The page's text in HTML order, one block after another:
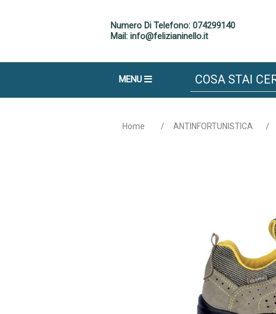
Numero Di Telefono: 074299140
Mail: info@felizianinello.it
MENU
Home / ANTINFORTUNISTICA /